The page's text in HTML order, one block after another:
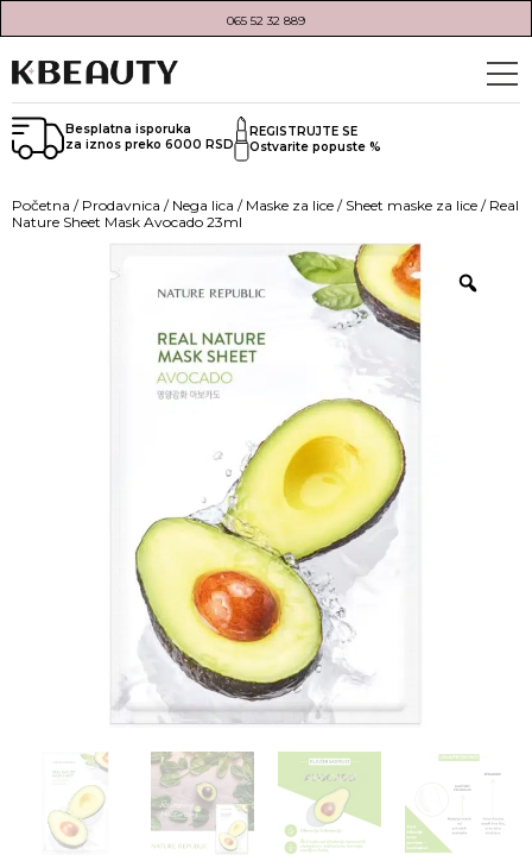
065 52 32 889
Besplatna isporuka
za iznos preko 6000 RSD
REGISTRUJTE SE
Ostvarite popuste %
Početna / Prodavnica / Nega lica / Maske za lice / Sheet maske za lice / Real
Nature Sheet Mask Avocado 23ml